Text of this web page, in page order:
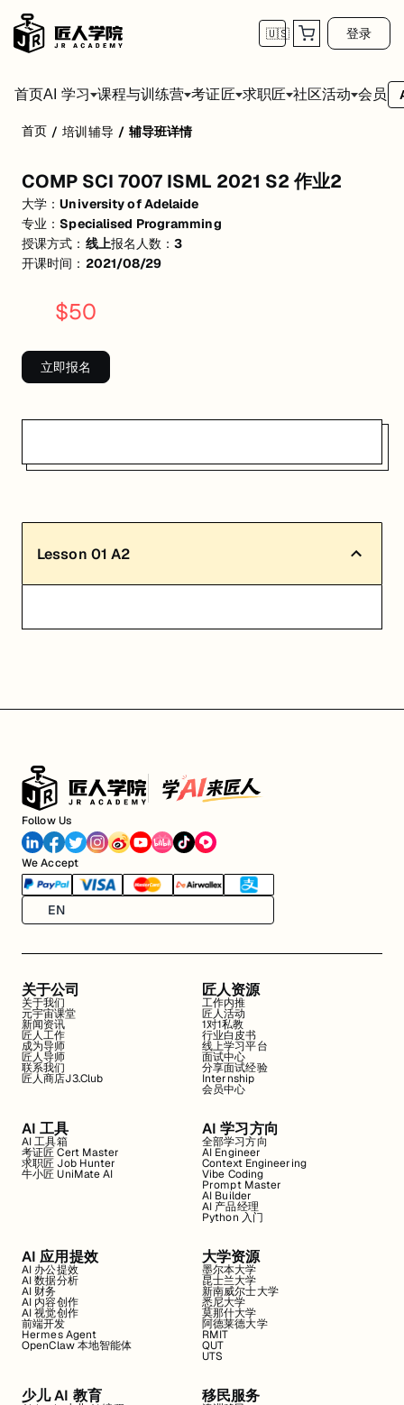
🇺🇸 登录
首页AI 学习 课程与训练营 考证匠 求职匠 社区活动 会员
活动形式: 线上
开始日期: 2021/8/29
已有 3 名同学报名参加
关联课程:Specialised Programming
匠人学院提供高质量的IT培训课程和Workshop，帮助学员掌握实用技能
首页 / 培训辅导 / 辅导班详情
COMP SCI 7007 ISML 2021 S2 作业2
大学：University of Adelaide
专业：Specialised Programming
授课方式： 线上报名人数：3
开课时间： 2021/08/29
$50
立即报名
Lesson 01 A2
Follow Us
We Accept
EN
关于公司
关于我们
元宇宙课堂
新闻资讯
匠人工作
成为导师
匠人导师
联系我们
匠人商店J3.Club
匠人资源
工作内推
匠人活动
1对1私教
行业白皮书
线上学习平台
面试中心
分享面试经验
Internship
会员中心
AI 工具
AI 工具箱
考证匠 Cert Master
求职匠 Job Hunter
牛小匠 UniMate AI
AI 学习方向
全部学习方向
AI Engineer
Context Engineering
Vibe Coding
Prompt Master
AI Builder
AI 产品经理
Python 入门
AI 应用提效
AI 办公提效
AI 数据分析
AI 财务
AI 内容创作
AI 视觉创作
前端开发
Hermes Agent
OpenClaw 本地智能体
大学资源
墨尔本大学
昆士兰大学
新南威尔士大学
悉尼大学
莫那什大学
阿德莱德大学
RMIT
QUT
UTS
少儿 AI 教育 移民服务